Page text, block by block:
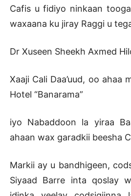
Cafis u fidiyo ninkaan
waxaana ku jiray Raggi u
Dr Xuseen Sheekh Axmed
Xaaji Cali Daa’uud, oo ahaa
Hotel “Banarama”
iyo Nabaddoon la yiraa
ahaan wax garadkii beesha
Markii ay u bandhigeen,
Siyaad Barre inta qoslay